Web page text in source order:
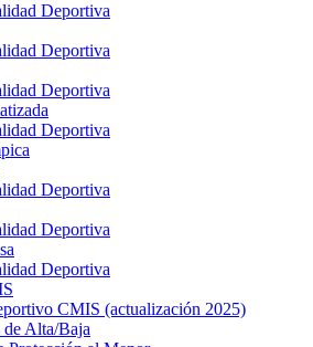
Deportiva
Deportiva
Deportiva
Deportiva
Deportiva
Deportiva
Deportiva
CMIS (actualización 2025)
Alta/Baja